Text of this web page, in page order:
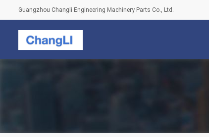
Guangzhou Changli Engineering Machinery Parts Co., Ltd.